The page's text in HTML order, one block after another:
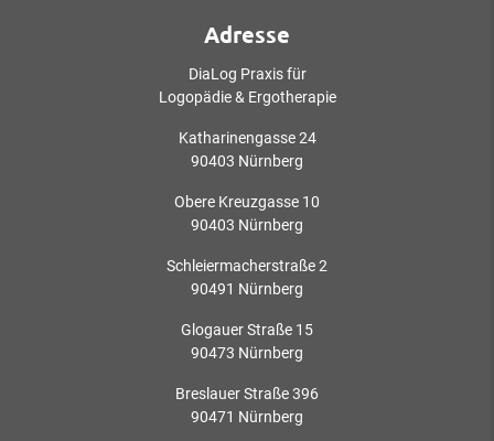
Adresse
DiaLog Praxis für
Logopädie & Ergotherapie
Katharinengasse 24
90403 Nürnberg
Obere Kreuzgasse 10
90403 Nürnberg
Schleiermacherstraße 2
90491 Nürnberg
Glogauer Straße 15
90473 Nürnberg
Breslauer Straße 396
90471 Nürnberg